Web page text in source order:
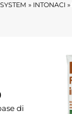
» INTONACI »
di